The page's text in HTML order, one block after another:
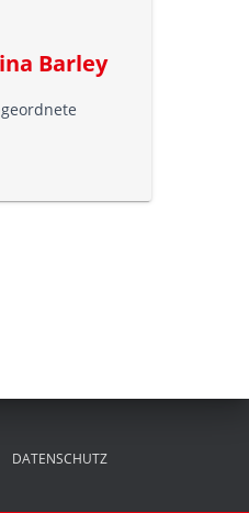
Barley
DATENSCHUTZ